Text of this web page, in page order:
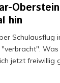
hin
Schulausflug
jetzt freiwillig